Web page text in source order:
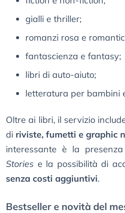
gialli e thriller;
romanzi rosa e
fantascienza e fantasy;
libri di auto-aiuto;
letteratura per bambini
Oltre ai libri, il servizio
di riviste, fumetti e graphic
interessante è la
Stories e la possibilità di
senza costi aggiuntivi.
Bestseller e novità del